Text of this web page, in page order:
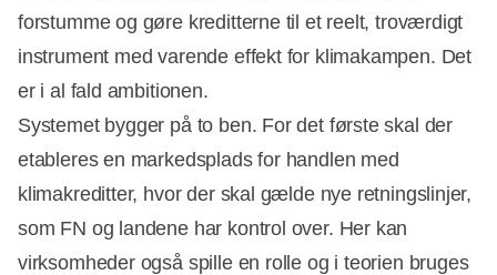
forstumme og gøre kreditterne til et reelt, troværdigt
instrument med varende effekt for klimakampen. Det
er i al fald ambitionen.
Systemet bygger på to ben. For det første skal der
etableres en markedsplads for handlen med
klimakreditter, hvor der skal gælde nye retningslinjer,
som FN og landene har kontrol over. Her kan
virksomheder også spille en rolle og i teorien bruges